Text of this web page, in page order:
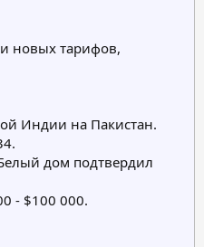
новых тарифов,
Индии на Пакистан.
дом подтвердил
- $100 000.